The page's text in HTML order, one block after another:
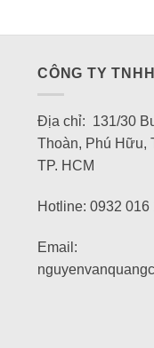
CÔNG TY
Địa chỉ: 131/30
Thoàn, Phú Hữu,
TP. HCM
Hotline: 0932 016
Email: